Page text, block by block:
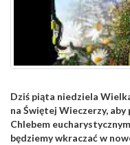
Dziś piąta niedziela
na Świętej Wieczerzy, aby
Chlebem
będziemy wkraczać w